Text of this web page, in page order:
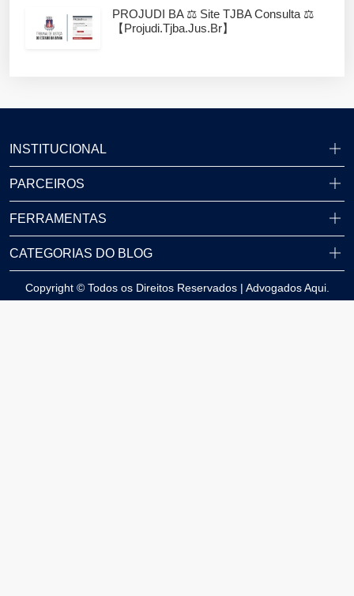
PROJUDI BA ⚖️ Site TJBA Consulta ⚖️
【projudi.tjba.jus.br】
INSTITUCIONAL
PARCEIROS
FERRAMENTAS
CATEGORIAS DO BLOG
Copyright © Todos os Direitos Reservados | Advogados Aqui.